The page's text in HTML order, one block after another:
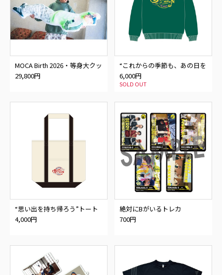
MOCA Birth 2026・等身大クッ
ション
29,800円
“これからの季節も、あの日を
思い出せるように”トレーナー
6,000円
SOLD OUT
“思い出を持ち帰ろう”トート
バッグ
4,000円
絶対にBがいるトレカ
700円